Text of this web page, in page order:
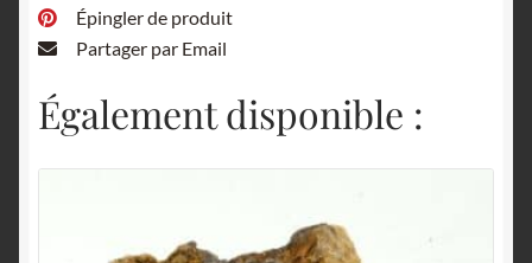
Épingler de produit
Partager par Email
Également disponible :